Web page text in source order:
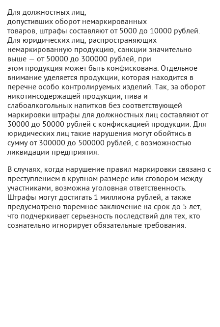
Для должностных лиц,
допустивших оборот немаркированных
товаров, штрафы составляют от 5000 до 10000 рублей.
Для юридических лиц, распространяющих
немаркированную продукцию, санкции значительно
выше — от 50000 до 300000 рублей, при
этом продукция может быть конфискована. Отдельное
внимание уделяется продукции, которая находится в
перечне особо контролируемых изделий. Так, за оборот
никотинсодержащей продукции, пива и
слабоалкогольных напитков без соответствующей
маркировки штрафы для должностных лиц составляют от
30000 до 50000 рублей с конфискацией продукции. Для
юридических лиц такие нарушения могут обойтись в
сумму от 300000 до 500000 рублей, с возможностью
ликвидации предприятия.
В случаях, когда нарушение правил маркировки связано с
преступлением в крупном размере или сговором между
участниками, возможна уголовная ответственность.
Штрафы могут достигать 1 миллиона рублей, а также
предусмотрено тюремное заключение на срок до 5 лет,
что подчеркивает серьезность последствий для тех, кто
сознательно игнорирует обязательные требования.